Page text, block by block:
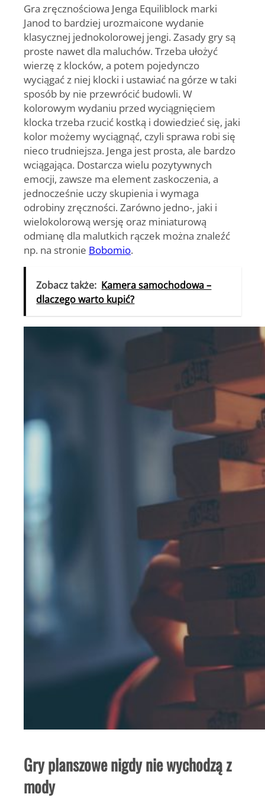
Gra zręcznościowa Jenga Equiliblock marki
Janod to bardziej urozmaicone wydanie
klasycznej jednokolorowej jengi. Zasady gry są
proste nawet dla maluchów. Trzeba ułożyć
wierzę z klocków, a potem pojedynczo
wyciągać z niej klocki i ustawiać na górze w taki
sposób by nie przewrócić budowli. W
kolorowym wydaniu przed wyciągnięciem
klocka trzeba rzucić kostką i dowiedzieć się, jaki
kolor możemy wyciągnąć, czyli sprawa robi się
nieco trudniejsza. Jenga jest prosta, ale bardzo
wciągająca. Dostarcza wielu pozytywnych
emocji, zawsze ma element zaskoczenia, a
jednocześnie uczy skupienia i wymaga
odrobiny zręczności. Zarówno jedno-, jaki i
wielokolorową wersję oraz miniaturową
odmianę dla malutkich rączek można znaleźć
np. na stronie Bobomio.
Zobacz także: Kamera samochodowa –
dlaczego warto kupić?
Gry planszowe nigdy nie wychodzą z
mody